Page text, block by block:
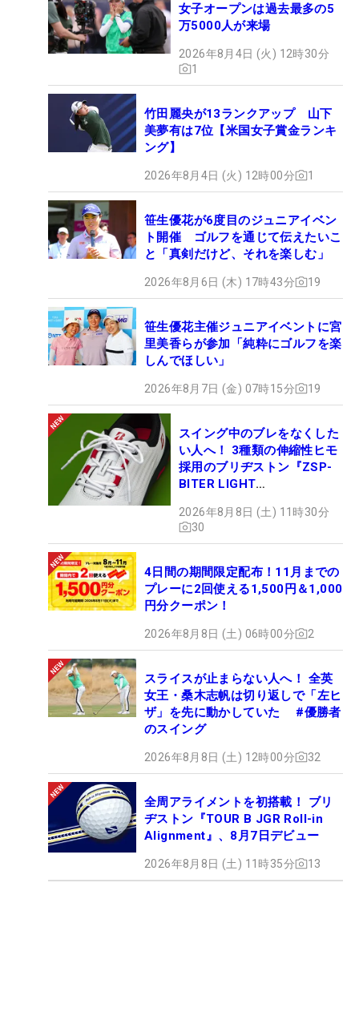
女子オープンは過去最多の5
万5000人が来場
2026年8月4日 (火) 12時30分
1
竹田麗央が13ランクアップ 山下
美夢有は7位【米国女子賞金ランキ
ング】
2026年8月4日 (火) 12時00分 1
笹生優花が6度目のジュニアイベン
ト開催 ゴルフを通じて伝えたいこ
と「真剣だけど、それを楽しむ」
2026年8月6日 (木) 17時43分 19
笹生優花主催ジュニアイベントに宮
里美香らが参加「純粋にゴルフを楽
しんでほしい」
2026年8月7日 (金) 07時15分 19
スイング中のブレをなくした
い人へ！ 3種類の伸縮性ヒモ
採用のブリヂストン『ZSP-
BITER LIGHT
ュー
2026年8月8日 (土) 11時30分
30
4日間の期間限定配布！11月までの
プレーに2回使える1,500円＆1,000
円分クーポン！
2026年8月8日 (土) 06時00分 2
スライスが止まらない人へ！ 全英
女王・桑木志帆は切り返しで「左ヒ
ザ」を先に動かしていた #優勝者
のスイング
2026年8月8日 (土) 12時00分 32
全周アライメントを初搭載！ ブリ
ヂストン『TOUR B JGR Roll-in
Alignment』、8月7日デビュー
2026年8月8日 (土) 11時35分 13